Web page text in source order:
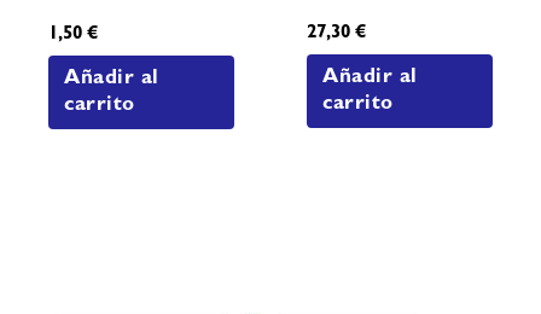
1,50€
Añadir al
carrito
27,30€
Añadir al
carrito